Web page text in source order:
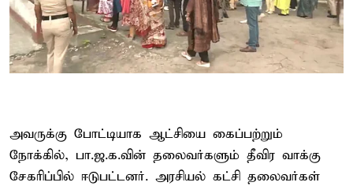
அவருக்கு போட்டியாக ஆட்சியை கைப்பற்றும்
நோக்கில், பா.ஜ.க.வின் தலைவர்களும் தீவிர வாக்கு
சேகரிப்பில் ஈடுபட்டனர். அரசியல் கட்சி தலைவர்கள்